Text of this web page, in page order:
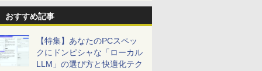
おすすめ記事
【特集】あなたのPCスペッ
クにドンピシャな「ローカル
LLM」の選び方と快適化テク